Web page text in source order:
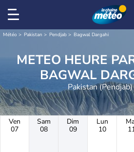
Météo Pakistan Pendjab Bagwal Dargahi
METEO HEURE
BAGWAL
Pakistan (Pendjab)
Ven
07
Sam
08
Dim
09
Lun
10